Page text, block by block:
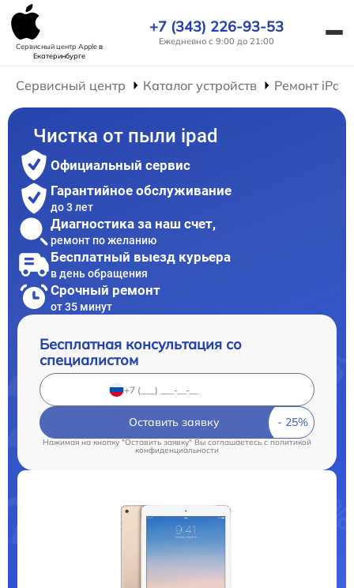
Сервисный центр Appleв
Екатеринбурге
+7 (343) 226-93-53
Ежедневно с 9:00 до 21:00
Сервисный центр Каталог устройств Ремонт iPad
Чистка от пыли ipad
Официальный сервис
Гарантийное обслуживание
до 3 лет
Диагностика за наш счет,
ремонт по желанию
Бесплатный выезд курьера
в день обращения
Срочный ремонт
от 35 минут
Бесплатная консультация со
специалистом
Оставить заявку
Нажимая на кнопку "Оставить заявку" Вы соглашаетесь cполитикой
конфиденциальности